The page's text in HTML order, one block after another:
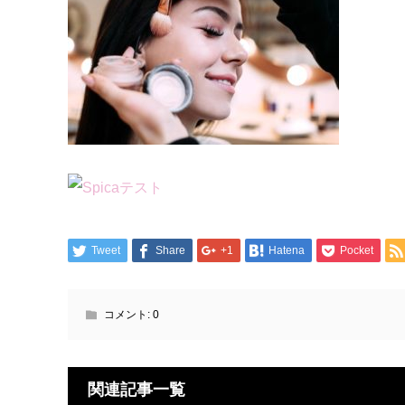
Tweet Share +1 Hatena Pocket
コメント: 0
関連記事一覧